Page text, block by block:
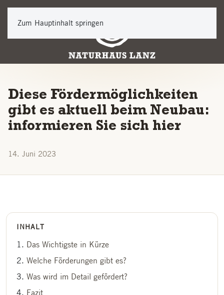
Zum Hauptinhalt springen
Diese Fördermöglichkeiten
gibt es aktuell beim Neubau:
informieren Sie sich hier
14. Juni 2023
INHALT
Das Wichtigste in Kürze
Welche Förderungen gibt es?
Was wird im Detail gefördert?
Fazit